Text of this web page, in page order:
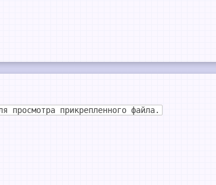
просмотра прикрепленного файла.